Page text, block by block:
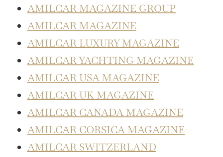
AMILCAR MAGAZINE GROUP
AMILCAR MAGAZINE
AMILCAR LUXURY MAGAZINE
AMILCAR YACHTING MAGAZINE
AMILCAR USA MAGAZINE
AMILCAR UK MAGAZINE
AMILCAR CANADA MAGAZINE
AMILCAR CORSICA MAGAZINE
AMILCAR SWITZERLAND